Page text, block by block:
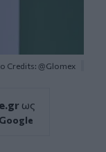
Credits: @Glomex
ως